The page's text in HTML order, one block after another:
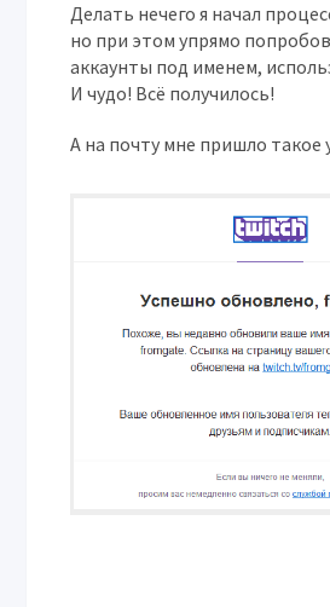
Делать нечего я начал
но при этом упрямо
аккаунты под именем,
И чудо! Всё получилось!
А на почту мне пришло такое